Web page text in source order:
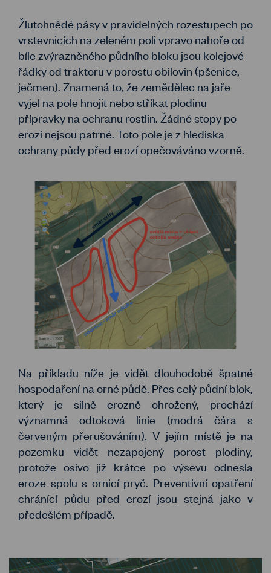
Žlutohnědé pásy v pravidelných rozestupech po
vrstevnicích na zeleném poli vpravo nahoře od
bíle zvýrazněného půdního bloku jsou kolejové
řádky od traktoru v porostu obilovin (pšenice,
ječmen). Znamená to, že zemědělec na jaře
vyjel na pole hnojit nebo stříkat plodinu
přípravky na ochranu rostlin. Žádné stopy po
erozi nejsou patrné. Toto pole je z hlediska
ochrany půdy před erozí opečováváno vzorně.
Na příkladu níže je vidět dlouhodobě špatné
hospodaření na orné půdě. Přes celý půdní blok,
který je silně erozně ohrožený, prochází
významná odtoková linie (modrá čára s
červeným přerušováním). V jejím místě je na
pozemku vidět nezapojený porost plodiny,
protože osivo již krátce po výsevu odnesla
eroze spolu s ornicí pryč. Preventivní opatření
chránící půdu před erozí jsou stejná jako v
předešlém případě.